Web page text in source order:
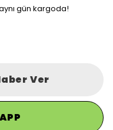
gün kargoda!
Ver